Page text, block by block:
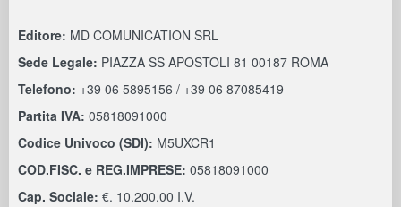
Editore: MD COMUNICATION SRL
Sede Legale: PIAZZA SS APOSTOLI 81 00187 ROMA
Telefono: +39 06 5895156 / +39 06 87085419
Partita IVA: 05818091000
Codice Univoco (SDI): M5UXCR1
COD.FISC. e REG.IMPRESE: 05818091000
Cap. Sociale: €. 10.200,00 I.V.